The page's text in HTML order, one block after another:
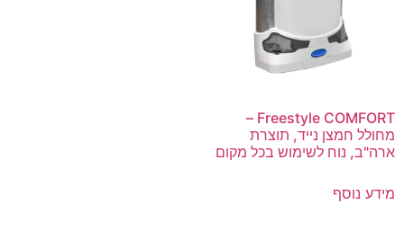
Freestyle COMFORT –
מחולל חמצן נייד, תוצרת
ארה"ב, נוח לשימוש בכל מקום
מידע נוסף